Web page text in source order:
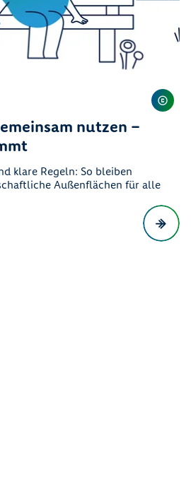
nutzen –
klare Regeln: So bleiben
Außenflächen für alle